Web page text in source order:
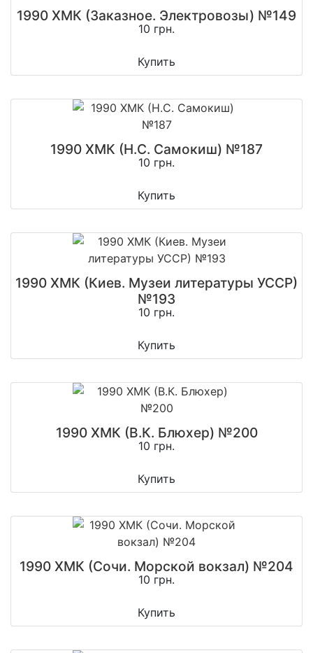
1990 ХМК (Заказное. Электровозы) №149
10 грн.
Купить
1990 ХМК (Н.С. Самокиш) №187
10 грн.
Купить
1990 ХМК (Киев. Музеи литературы УССР)
№193
10 грн.
Купить
1990 ХМК (В.К. Блюхер) №200
10 грн.
Купить
1990 ХМК (Сочи. Морской вокзал) №204
10 грн.
Купить